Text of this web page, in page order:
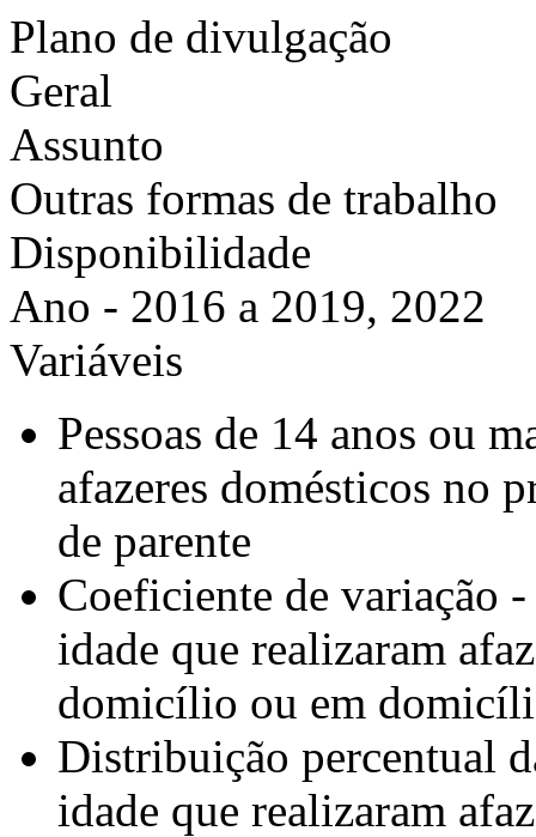
Plano de divulgação
Geral
Assunto
Outras formas de trabalho
Disponibilidade
Ano - 2016 a 2019, 2022
Variáveis
Pessoas de 14 anos ou
afazeres domésticos
de parente
Coeficiente de variação -
idade que realizaram
domicílio ou em
Distribuição percentual
idade que realizaram